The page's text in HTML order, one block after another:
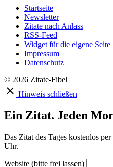
Startseite
Newsletter
Zitate nach Anlass
RSS-Feed
Widget für die eigene Seite
Impressum
Datenschutz
© 2026 Zitate-Fibel
Hinweis schließen
Ein Zitat. Jeden
Das Zitat des Tages kostenlos
Uhr.
Website (bitte frei lassen)